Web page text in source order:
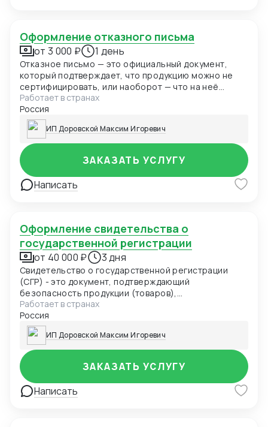
Оформление отказного письма
от 3 000 ₽ 1 день
Отказное письмо — это официальный документ,
который подтверждает, что продукцию можно не
сертифицировать, или наоборот — что на неё
необходимо оформить сертификат соответствия
Работает в странах
Россия
ИП Доровской Максим Игоревич
Написать
ЗАКАЗАТЬ УСЛУГУ
Оформление свидетельства о
государственной регистрации
от 40 000 ₽ 3 дня
Свидетельство о государственной регистрации
(СГР) - это документ, подтверждающий
безопасность продукции (товаров),
удостоверяющий соответствие продукции
(товаров) единым санитарно-эпидемиологическим
и гигиеническим требованиям и выдаваемый
уполномоченным органом в области санитарно-
эпидемиологического благополучия населения по
единой форме.
Работает в странах
Россия
ИП Доровской Максим Игоревич
Написать
ЗАКАЗАТЬ УСЛУГУ